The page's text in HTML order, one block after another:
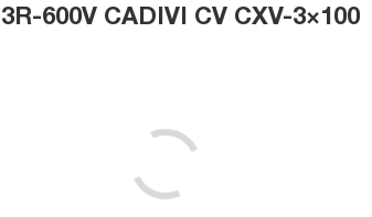
600V CADIVI CV CXV-3×100